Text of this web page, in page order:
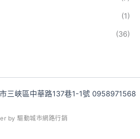
(1)
(36)
三峽區中華路137巷1-1號 0958971568
er by 驅動城市網路行銷